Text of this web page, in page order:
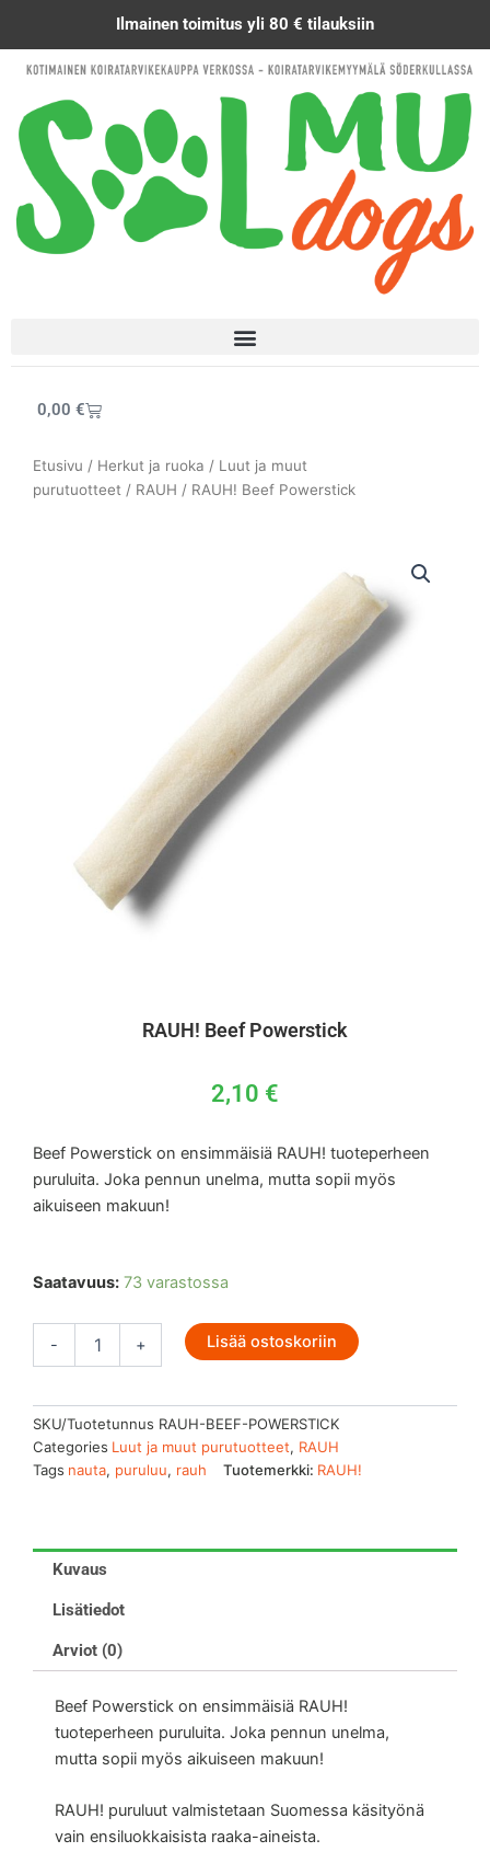
Ilmainen toimitus yli 80 € tilauksiin
0,00 €Cart
Etusivu / Herkut ja ruoka / Luut ja muut
purutuotteet / RAUH / RAUH! Beef Powerstick
RAUH! Beef Powerstick
2,10 €
Beef Powerstick on ensimmäisiä RAUH! tuoteperheen
puruluita. Joka pennun unelma, mutta sopii myös
aikuiseen makuun!
Saatavuus: 73 varastossa
-
RAUH!
Powerstick
määrä
+ Lisää ostoskoriin
SKU/Tuotetunnus RAUH-BEEF-POWERSTICK
Categories Luut ja muut purutuotteet, RAUH
Tags nauta, puruluu, rauh Tuotemerkki: RAUH!
Kuvaus
Lisätiedot
Arviot (0)
Beef Powerstick on ensimmäisiä RAUH!
tuoteperheen puruluita. Joka pennun unelma,
mutta sopii myös aikuiseen makuun!
RAUH! puruluut valmistetaan Suomessa käsityönä
vain ensiluokkaisista raaka-aineista.